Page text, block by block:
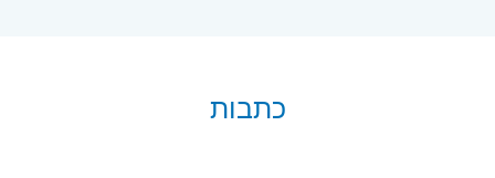
כתבות